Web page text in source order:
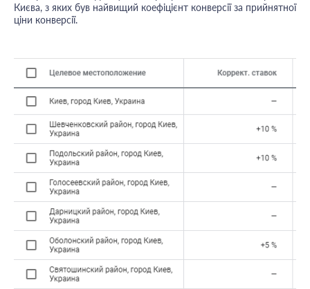
Києва, з яких був найвищий коефіцієнт конверсії за прийнятної
ціни конверсії.